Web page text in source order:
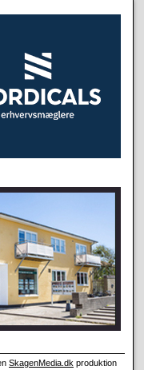
SkagenMedia.dk produktion